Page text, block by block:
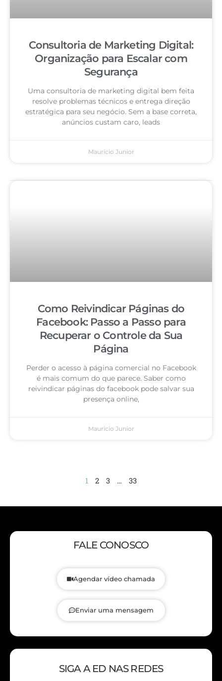
Consultoria de Marketing Digital:
Organização para Escalar com
Segurança
Uma consultoria de marketing digital bem feita
resolve problemas técnicos e entrega direção
estratégica para seu negócio. Sem a base correta,
anúncios custam caro, leads
Mauricio Junior
Como Reivindicar Páginas do
Facebook: Passo a Passo para
Recuperar o Controle da Sua
Página
Perder o acesso à página comercial no Facebook
é mais comum do que parece. Saber como
reivindicar páginas do facebook pode salvar sua
presença online,
Mauricio Junior
1 2 3 … 33
FALE CONOSCO
Agendar vídeo chamada
Enviar uma mensagem
SIGA A ED NAS REDES